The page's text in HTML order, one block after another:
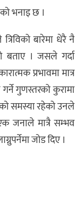
भनाइ छ ।
बारेमा धेरै नै
बताए । जसले गर्दा
प्रभावमा मात्र
गुणस्तरको कुरामा
समस्या रहेको उनले
जनाले मात्रै सम्भव
जोड दिए ।